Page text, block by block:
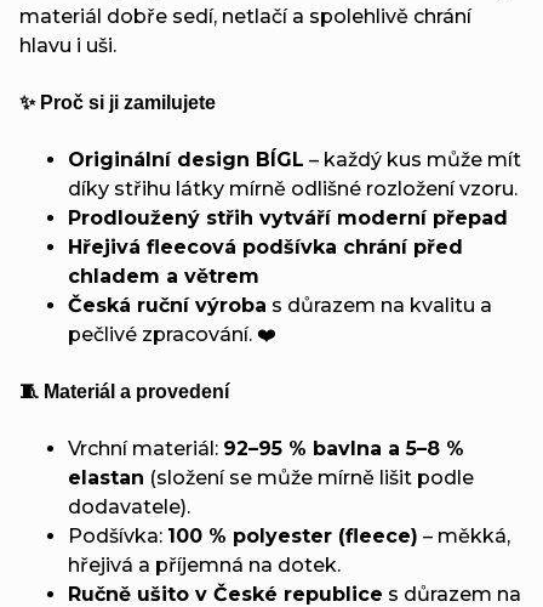
materiál dobře sedí, netlačí a spolehlivě chrání
hlavu i uši.
✨ Proč si ji zamilujete
Originální design BÍGL – každý kus může mít
díky střihu látky mírně odlišné rozložení vzoru.
Prodloužený střih vytváří moderní přepad
Hřejivá fleecová podšívka chrání před
chladem a větrem
Česká ruční výroba s důrazem na kvalitu a
pečlivé zpracování. ❤️
🧵 Materiál a provedení
Vrchní materiál: 92–95 % bavlna a 5–8 %
elastan (složení se může mírně lišit podle
dodavatele).
Podšívka: 100 % polyester (fleece) – měkká,
hřejivá a příjemná na dotek.
Ručně ušito v České republice s důrazem na